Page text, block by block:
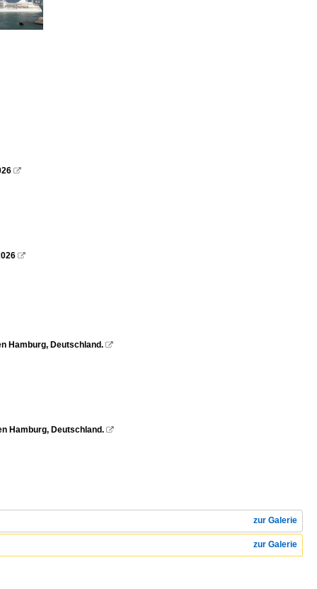


Hamburg, Deutschland. 
Hamburg, Deutschland. 
zur Galerie
zur Galerie